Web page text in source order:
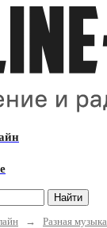
Найти
→ Разная музыка